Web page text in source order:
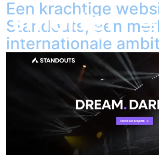
Een krachtige
Standouts, een
internationale